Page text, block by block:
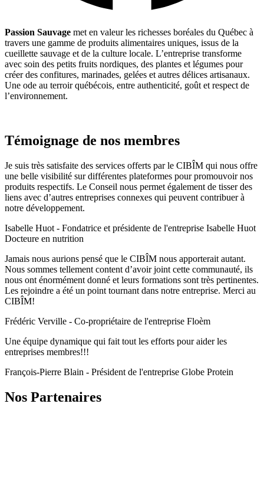
Passion Sauvage met en valeur les richesses boréales du Québec à
travers une gamme de produits alimentaires uniques, issus de la
cueillette sauvage et de la culture locale. L’entreprise transforme
avec soin des petits fruits nordiques, des plantes et légumes pour
créer des confitures, marinades, gelées et autres délices artisanaux.
Une ode au terroir québécois, entre authenticité, goût et respect de
l’environnement.
Témoignage de nos membres
Je suis très satisfaite des services offerts par le CIBÎM qui nous offre
une belle visibilité sur différentes plateformes pour promouvoir nos
produits respectifs. Le Conseil nous permet également de tisser des
liens avec d’autres entreprises connexes qui peuvent contribuer à
notre développement.​
Isabelle Huot - Fondatrice et présidente de l'entreprise Isabelle Huot
Docteure en nutrition
Jamais nous aurions pensé que le CIBÎM nous apporterait autant.
Nous sommes tellement content d’avoir joint cette communauté, ils
nous ont énormément donné et leurs formations sont très pertinentes.
Les rejoindre a été un point tournant dans notre entreprise. Merci au
CIBÎM!
Frédéric Verville - Co-propriétaire de l'entreprise Floèm
Une équipe dynamique qui fait tout les efforts pour aider les
entreprises membres!!!
François-Pierre Blain - Président de l'entreprise Globe Protein
Nos Partenaires